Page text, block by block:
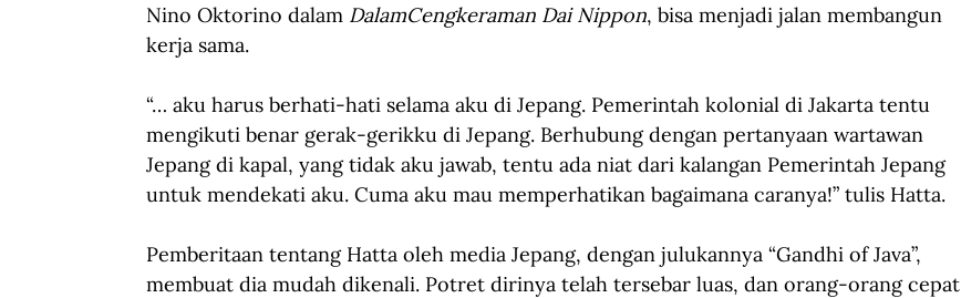
Nino Oktorino dalam DalamCengkeraman Dai Nippon, bisa menjadi jalan membangun
kerja sama.
“… aku harus berhati-hati selama aku di Jepang. Pemerintah kolonial di Jakarta tentu
mengikuti benar gerak-gerikku di Jepang. Berhubung dengan pertanyaan wartawan
Jepang di kapal, yang tidak aku jawab, tentu ada niat dari kalangan Pemerintah Jepang
untuk mendekati aku. Cuma aku mau memperhatikan bagaimana caranya!” tulis Hatta.
Pemberitaan tentang Hatta oleh media Jepang, dengan julukannya “Gandhi of Java”,
membuat dia mudah dikenali. Potret dirinya telah tersebar luas, dan orang-orang cepat